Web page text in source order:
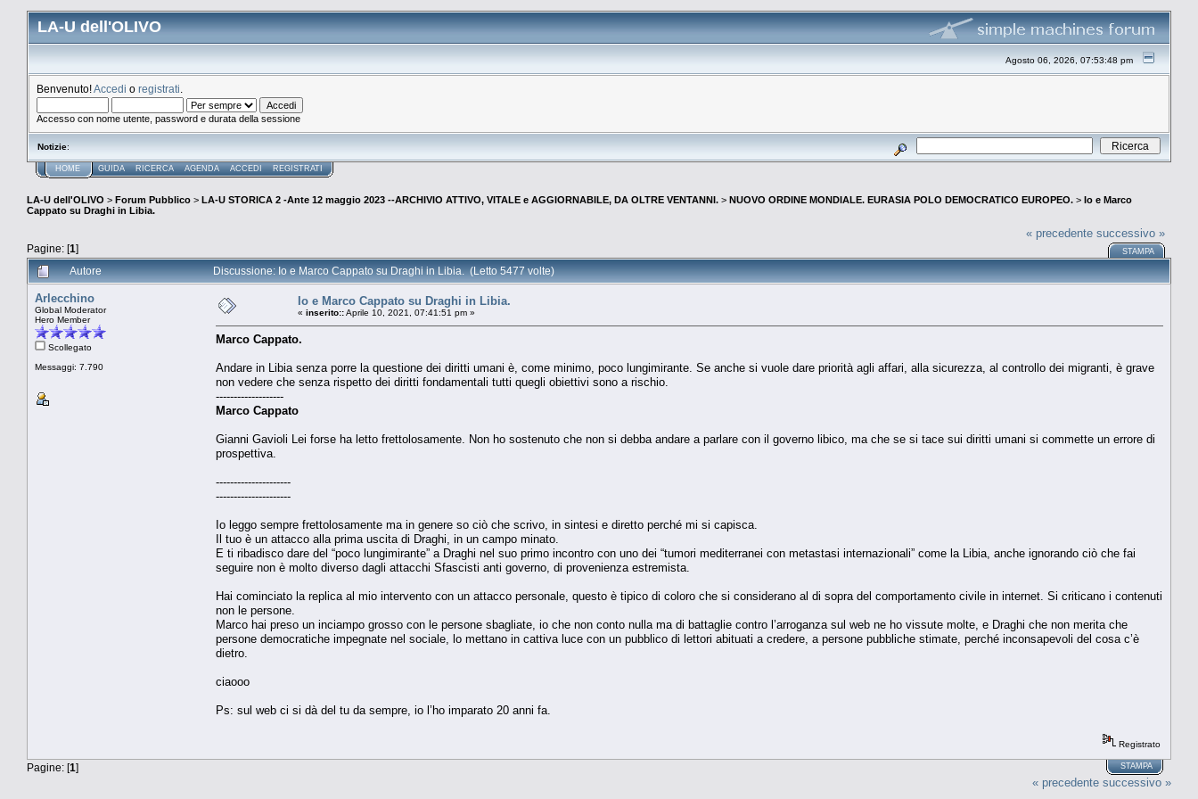
LA-U dell'OLIVO
Agosto 06, 2026, 07:53:48 pm
Benvenuto!Accedi o registrati
Accesso con nome utente, password e durata della sessione
Notizie:
HOME GUIDA RICERCA AGENDA ACCEDI REGISTRATI
LA-U dell'OLIVO > Forum Pubblico > LA-U STORICA 2 -Ante 12 maggio 2023 --ARCHIVIO ATTIVO, VITALE e AGGIORNABILE, DA OLTRE VENTANNI. > NUOVO ORDINE MONDIALE. EURASIA POLO DEMOCRATICO EUROPEO. > Io e Marco
Cappato su Draghi in Libia.
Pagine: [1]
« precedente successivo »
STAMPA
Autore Discussione: Io e Marco Cappato su Draghi in Libia. (Letto 5477 volte)
Arlecchino
Global Moderator
Hero Member
Scollegato
Messaggi: 7.790
Io e Marco Cappato su Draghi in Libia.
« inserito::Aprile 10, 2021, 07:41:51 pm »
Marco Cappato.
Andare in Libia senza porre la questione dei diritti umani è, come minimo, poco lungimirante. Se anche si vuole dare priorità agli affari, alla sicurezza, al controllo dei migranti, è grave
non vedere che senza rispetto dei diritti fondamentali tutti quegli obiettivi sono a rischio.
-------------------
Marco Cappato
Gianni Gavioli Lei forse ha letto frettolosamente. Non ho sostenuto che non si debba andare a parlare con il governo libico, ma che se si tace sui diritti umani si commette un errore di
prospettiva.
---------------------
---------------------
Io leggo sempre frettolosamente ma in genere so ciò che scrivo, in sintesi e diretto perché mi si capisca.
Il tuo è un attacco alla prima uscita di Draghi, in un campo minato.
E ti ribadisco dare del “poco lungimirante” a Draghi nel suo primo incontro con uno dei “tumori mediterranei con metastasi internazionali” come la Libia, anche ignorando ciò che fai
seguire non è molto diverso dagli attacchi Sfascisti anti governo, di provenienza estremista.
Hai cominciato la replica al mio intervento con un attacco personale, questo è tipico di coloro che si considerano al di sopra del comportamento civile in internet. Si criticano i contenuti
non le persone.
Marco hai preso un inciampo grosso con le persone sbagliate, io che non conto nulla ma di battaglie contro l’arroganza sul web ne ho vissute molte, e Draghi che non merita che
persone democratiche impegnate nel sociale, lo mettano in cattiva luce con un pubblico di lettori abituati a credere, a persone pubbliche stimate, perché inconsapevoli del cosa c’è
dietro.
ciaooo
Ps: sul web ci si dà del tu da sempre, io l’ho imparato 20 anni fa.
Registrato
Pagine: [1] STAMPA
« precedente successivo »